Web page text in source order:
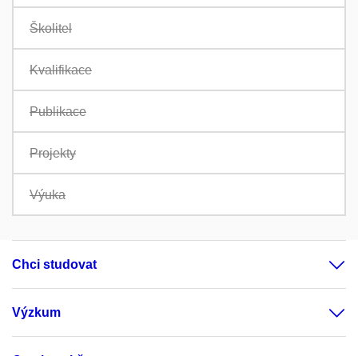
Školitel
Kvalifikace
Publikace
Projekty
Výuka
Chci studovat
Výzkum